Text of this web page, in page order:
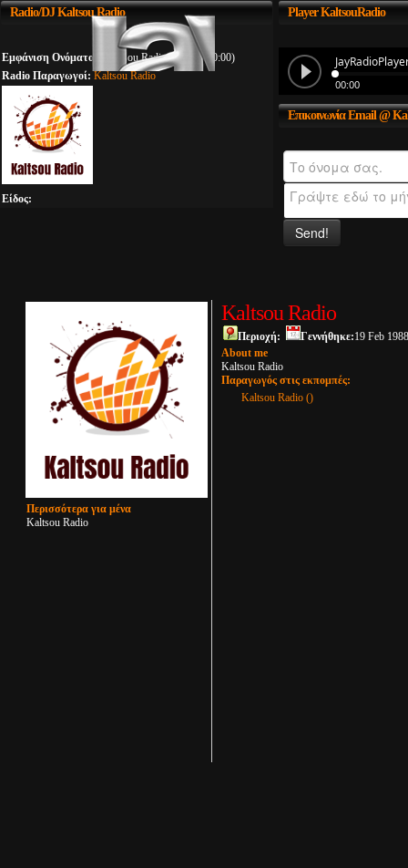
Radio/DJKaltsou Radio
Εμφάνιση Ονόματος:
Kaltsou Radio (00:00 - 00:00)
Radio Παραγωγοί: Kaltsou Radio
Είδος:
PlayerKaltsouRadio
ΕπικοινωνίαEmail @
Send!
Περισσότερα για μένα
Kaltsou Radio
Kaltsou Radio
Περιοχή: Γεννήθηκε:19 Feb 1988
About me
Kaltsou Radio
Παραγωγός στις εκπομπές:
Kaltsou Radio ()